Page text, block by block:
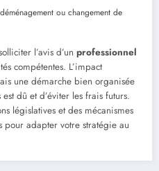
ou changement de
l’avis d’un professionnel
compétentes. L’impact
une démarche bien organisée
dû et d’éviter les frais futurs.
législatives et des mécanismes
pour adapter votre stratégie au